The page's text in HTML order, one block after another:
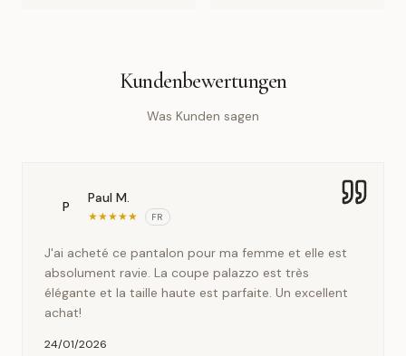
Kundenbewertungen
Was Kunden sagen
P
Paul M.
★★★★★ FR
J'ai acheté ce pantalon pour ma femme et elle est
absolument ravie. La coupe palazzo est très
élégante et la taille haute est parfaite. Un excellent
achat!
24/01/2026